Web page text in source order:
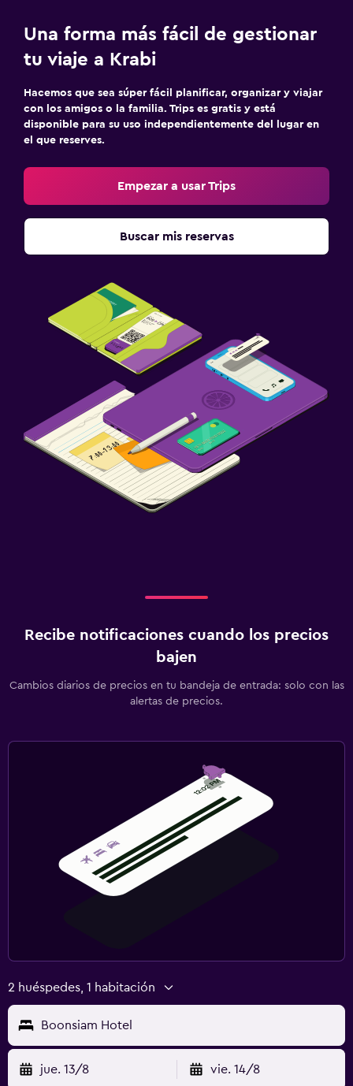
Una forma más fácil de gestionar
tu viaje a Krabi
Hacemos que sea súper fácil planificar, organizar y viajar
con los amigos o la familia. Trips es gratis y está
disponible para su uso independientemente del lugar en
el que reserves.
Empezar a usar Trips
Buscar mis reservas
Recibe notificaciones cuando los precios
bajen
Cambios diarios de precios en tu bandeja de entrada: solo con las
alertas de precios.
2 huéspedes, 1 habitación
Boonsiam Hotel
jue. 13/8 vie. 14/8